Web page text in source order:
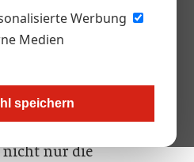
Werbung
Medien
speichern
beim Finale
Gründerinnen und
nicht nur die